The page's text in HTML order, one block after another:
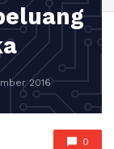
2016
0